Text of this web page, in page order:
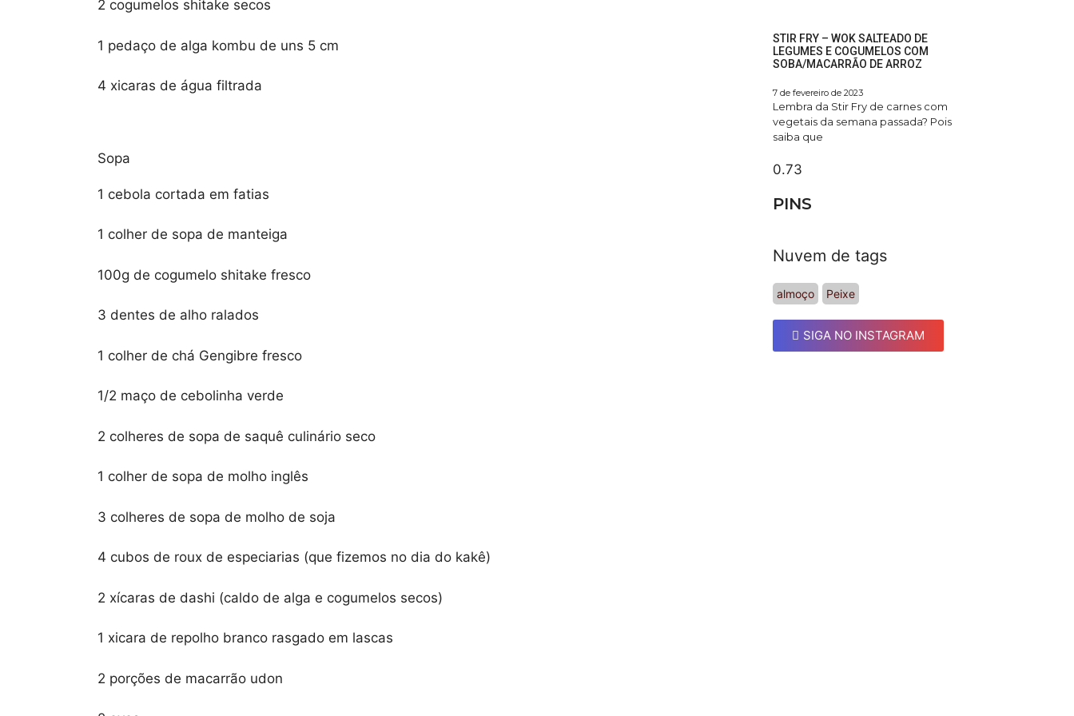
2 cogumelos shitake secos
1 pedaço de alga kombu de uns 5 cm
4 xicaras de água filtrada
Sopa
1 cebola cortada em fatias
1 colher de sopa de manteiga
100g de cogumelo shitake fresco
3 dentes de alho ralados
1 colher de chá Gengibre fresco
1/2 maço de cebolinha verde
2 colheres de sopa de saquê culinário seco
1 colher de sopa de molho inglês
3 colheres de sopa de molho de soja
4 cubos de roux de especiarias (que fizemos no dia do kakê)
2 xícaras de dashi (caldo de alga e cogumelos secos)
1 xicara de repolho branco rasgado em lascas
2 porções de macarrão udon
STIR FRY – WOK SALTEADO DE
LEGUMES E COGUMELOS COM
SOBA/MACARRÃO DE ARROZ
7 de fevereiro de 2023
Lembra da Stir Fry de carnes com
vegetais da semana passada? Pois
saiba que
PINS
Nuvem de tags
almoço Peixe
SIGA NO INSTAGRAM